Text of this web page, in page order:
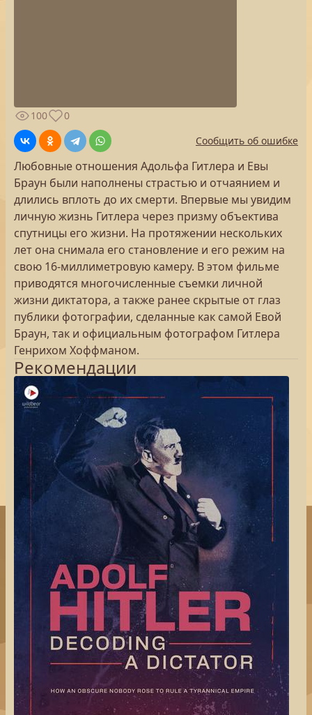
100
0
Сообщить об ошибке
Любовные отношения Адольфа Гитлера и Евы
Браун были наполнены страстью и отчаянием и
длились вплоть до их смерти. Впервые мы увидим
личную жизнь Гитлера через призму объектива
спутницы его жизни. На протяжении нескольких
лет она снимала его становление и его режим на
свою 16-миллиметровую камеру. В этом фильме
приводятся многочисленные съемки личной
жизни диктатора, а также ранее скрытые от глаз
публики фотографии, сделанные как самой Евой
Браун, так и официальным фотографом Гитлера
Генрихом Хоффманом.
Рекомендации